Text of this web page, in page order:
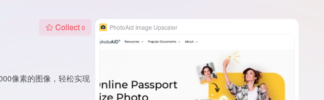
Collect 0
像素的图像，轻松实现
PhotoAid Image Upscaler